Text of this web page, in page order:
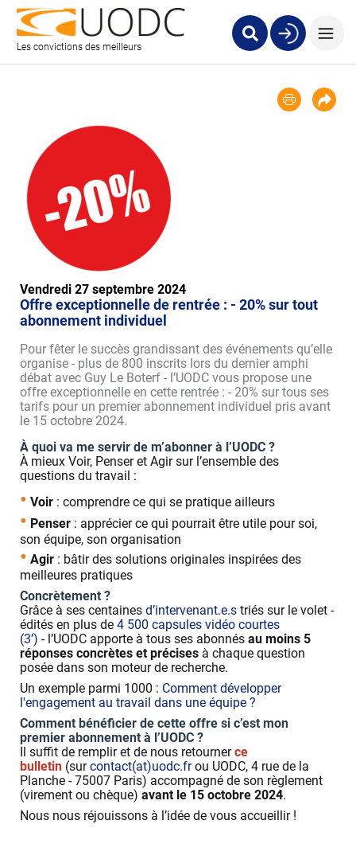
Les convictions des meilleurs
Vendredi 27 septembre 2024
Offre exceptionnelle de rentrée : - 20% sur tout
abonnement individuel
Pour fêter le succès grandissant des événements qu’elle
organise - plus de 800 inscrits lors du dernier amphi
débat avec Guy Le Boterf - l’UODC vous propose une
offre exceptionnelle en cette rentrée : - 20% sur tous ses
tarifs pour un premier abonnement individuel pris avant
le 15 octobre 2024.
À quoi va me servir de m’abonner à l’UODC ?
À mieux Voir, Penser et Agir sur l’ensemble des
questions du travail :
• Voir : comprendre ce qui se pratique ailleurs
• Penser : apprécier ce qui pourrait être utile pour soi,
son équipe, son organisation
• Agir : bâtir des solutions originales inspirées des
meilleures pratiques
Concrètement ?
Grâce à ses centainesd’intervenant.e.s triés sur le volet -
édités en plus de4 500 capsules vidéo courtes
(3’) - l’UODC apporte à tous ses abonnés au moins 5
réponses concrètes et précises à chaque question
posée dans son moteur de recherche.
Un exemple parmi 1000 : Comment développer
l'engagement au travail dans une équipe ?
Comment bénéficier de cette offre si c’est mon
premier abonnement à l’UODC ?
Il suffit de remplir et de nous retournerce
bulletin (surcontact(at)uodc.frou UODC, 4 rue de la
Planche - 75007 Paris) accompagné de son règlement
(virement ou chèque)avant le 15 octobre 2024.
Nous nous réjouissons à l’idée de vous accueillir !